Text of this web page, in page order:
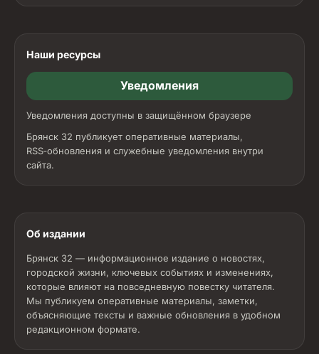
Наши ресурсы
Уведомления
Уведомления доступны в защищённом браузере
Брянск 32 публикует оперативные материалы,
RSS‑обновления и служебные уведомления внутри
сайта.
Об издании
Брянск 32 — информационное издание о новостях,
городской жизни, ключевых событиях и изменениях,
которые влияют на повседневную повестку читателя.
Мы публикуем оперативные материалы, заметки,
объясняющие тексты и важные обновления в удобном
редакционном формате.